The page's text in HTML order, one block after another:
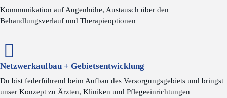
Kommunikation auf Augenhöhe, Austausch über den
Behandlungsverlauf und Therapieoptionen
Netzwerkaufbau + Gebietsentwicklung
Du bist federführend beim Aufbau des Versorgungsgebiets und bringst
unser Konzept zu Ärzten, Kliniken und Pflegeeinrichtungen